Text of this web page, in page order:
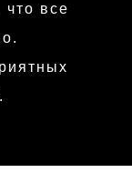
что все